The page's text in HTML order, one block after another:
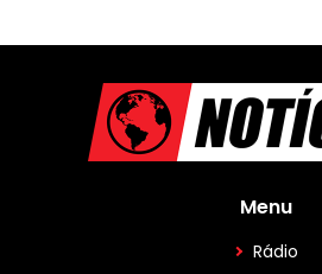
Menu
Rádio